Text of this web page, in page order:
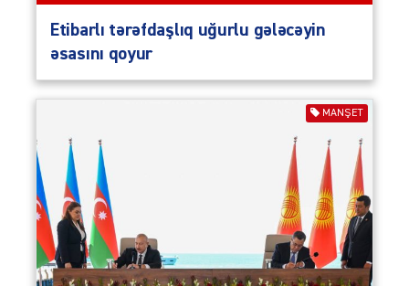
Etibarlı tərəfdaşlıq uğurlu gələcəyin
əsasını qoyur
MANŞET